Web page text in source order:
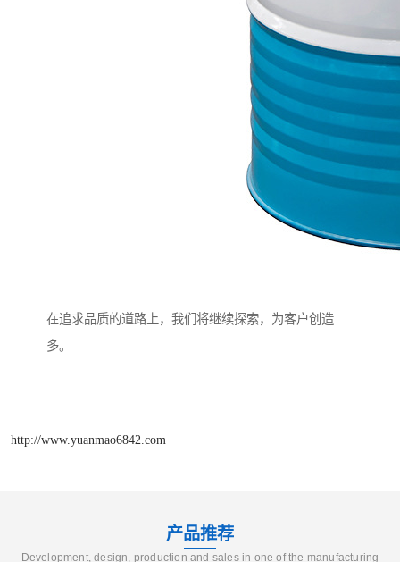
在追求品质的道路上，我们将继续探索，为客户创造
多。
http://www.yuanmao6842.com
产品推荐
Development, design, production and sales in one of the manufacturing